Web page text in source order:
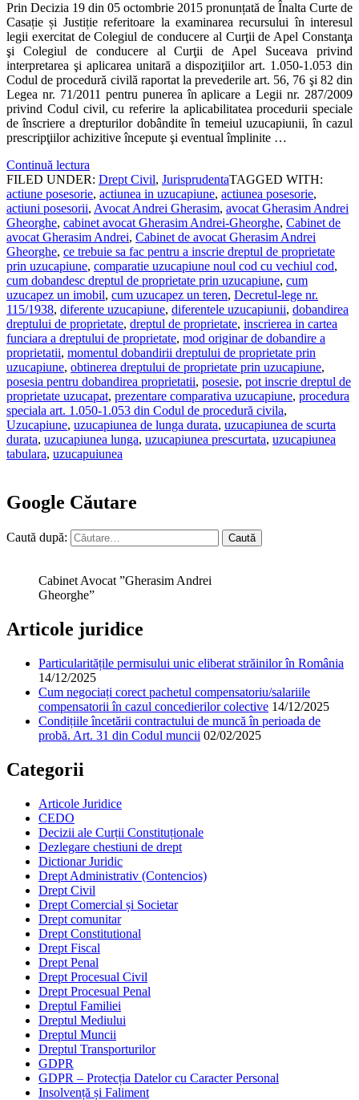
Prin Decizia 19 din 05 octombrie 2015 pronunțată de Înalta Curte de
Casație și Justiție referitoare la examinarea recursului în interesul
legii exercitat de Colegiul de conducere al Curţii de Apel Constanţa
şi Colegiul de conducere al Curţii de Apel Suceava privind
interpretarea şi aplicarea unitară a dispoziţiilor art. 1.050-1.053 din
Codul de procedură civilă raportat la prevederile art. 56, 76 şi 82 din
Legea nr. 71/2011 pentru punerea în aplicare a Legii nr. 287/2009
privind Codul civil, cu referire la aplicabilitatea procedurii speciale
de înscriere a drepturilor dobândite în temeiul uzucapiunii, în cazul
prescripţiilor achizitive începute şi eventual împlinite …
Continuă lectura
FILED UNDER: Drept Civil, JurisprudentaTAGGED WITH:
actiune posesorie, actiunea in uzucapiune, actiunea posesorie,
actiuni posesorii, Avocat Andrei Gherasim, avocat Gherasim Andrei
Gheorghe, cabinet avocat Gherasim Andrei-Gheorghe, Cabinet de
avocat Gherasim Andrei, Cabinet de avocat Gherasim Andrei
Gheorghe, ce trebuie sa fac pentru a inscrie dreptul de proprietate
prin uzucapiune, comparatie uzucapiune noul cod cu vechiul cod,
cum dobandesc dreptul de proprietate prin uzucapiune, cum
uzucapez un imobil, cum uzucapez un teren, Decretul-lege nr.
115/1938, diferente uzucapiune, diferentele uzucapiunii, dobandirea
dreptului de proprietate, dreptul de proprietate, inscrierea in cartea
funciara a dreptului de proprietate, mod originar de dobandire a
proprietatii, momentul dobandirii dreptului de proprietate prin
uzucapiune, obtinerea dreptului de proprietate prin uzucapiune,
posesia pentru dobandirea proprietatii, posesie, pot inscrie dreptul de
proprietate uzucapat, prezentare comparativa uzucapiune, procedura
speciala art. 1.050-1.053 din Codul de procedură civila,
Uzucapiune, uzucapiunea de lunga durata, uzucapiunea de scurta
durata, uzucapiunea lunga, uzucapiunea prescurtata, uzucapiunea
tabulara, uzucapuiunea
Google Căutare
Caută după:
Cabinet Avocat ”Gherasim Andrei
Gheorghe”
Articole juridice
Particularitățile permisului unic eliberat străinilor în România
14/12/2025
Cum negociați corect pachetul compensatoriu/salariile
compensatorii în cazul concedierilor colective 14/12/2025
Condițiile încetării contractului de muncă în perioada de
probă. Art. 31 din Codul muncii 02/02/2025
Categorii
Articole Juridice
CEDO
Decizii ale Curții Constituționale
Dezlegare chestiuni de drept
Dictionar Juridic
Drept Administrativ (Contencios)
Drept Civil
Drept Comercial și Societar
Drept comunitar
Drept Constitutional
Drept Fiscal
Drept Penal
Drept Procesual Civil
Drept Procesual Penal
Dreptul Familiei
Dreptul Mediului
Dreptul Muncii
Dreptul Transporturilor
GDPR
GDPR – Protecția Datelor cu Caracter Personal
Insolvență și Faliment